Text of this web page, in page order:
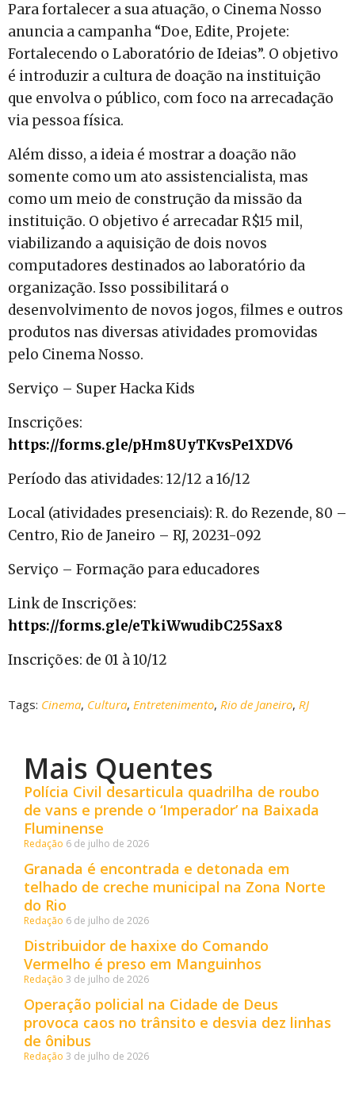
Para fortalecer a sua atuação, o Cinema Nosso
anuncia a campanha “Doe, Edite, Projete:
Fortalecendo o Laboratório de Ideias”. O objetivo
é introduzir a cultura de doação na instituição
que envolva o público, com foco na arrecadação
via pessoa física.
Além disso, a ideia é mostrar a doação não
somente como um ato assistencialista, mas
como um meio de construção da missão da
instituição. O objetivo é arrecadar R$15 mil,
viabilizando a aquisição de dois novos
computadores destinados ao laboratório da
organização. Isso possibilitará o
desenvolvimento de novos jogos, filmes e outros
produtos nas diversas atividades promovidas
pelo Cinema Nosso.
Serviço – Super Hacka Kids
Inscrições:
https://forms.gle/pHm8UyTKvsPe1XDV6
Período das atividades: 12/12 a 16/12
Local (atividades presenciais): R. do Rezende, 80 –
Centro, Rio de Janeiro – RJ, 20231-092
Serviço – Formação para educadores
Link de Inscrições:
https://forms.gle/eTkiWwudibC25Sax8
Inscrições: de 01 à 10/12
Tags: Cinema, Cultura, Entretenimento, Rio de Janeiro, RJ
Mais Quentes
Polícia Civil desarticula quadrilha de roubo
de vans e prende o ‘Imperador’ na Baixada
Fluminense
Redação 6 de julho de 2026
Granada é encontrada e detonada em
telhado de creche municipal na Zona Norte
do Rio
Redação 6 de julho de 2026
Distribuidor de haxixe do Comando
Vermelho é preso em Manguinhos
Redação 3 de julho de 2026
Operação policial na Cidade de Deus
provoca caos no trânsito e desvia dez linhas
de ônibus
Redação 3 de julho de 2026